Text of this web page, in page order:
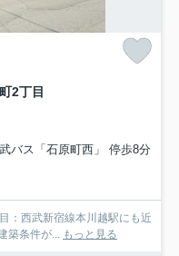
2丁目
バス「石原町西」 停歩8分
西武新宿線本川越駅にも近
築条件が...
もっと見る